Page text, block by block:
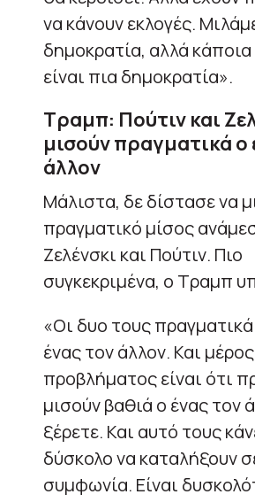
να κάνουν εκλογές.
δημοκρατία, αλλά
είναι πια δημοκρατία».
Τραμπ: Πούτιν και
μισούν πραγματικά ο
άλλον
Μάλιστα, δε δίστασε να
πραγματικό μίσος
Ζελένσκι και Πούτιν. Πιο
συγκεκριμένα, ο Τραμπ
«Οι δυο τους
ένας τον άλλον. Και
προβλήματος είναι ότι
μισούν βαθιά ο ένας τον
ξέρετε. Και αυτό τους
δύσκολο να καταλήξουν
συμφωνία. Είναι